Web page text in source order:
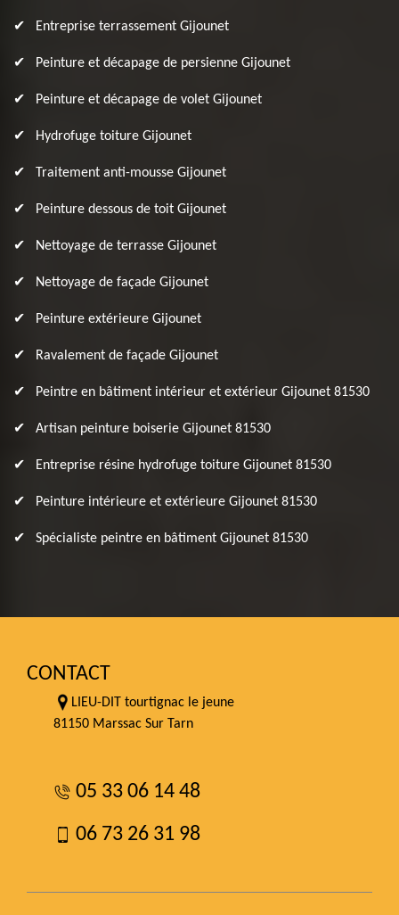
Entreprise terrassement Gijounet
Peinture et décapage de persienne Gijounet
Peinture et décapage de volet Gijounet
Hydrofuge toiture Gijounet
Traitement anti-mousse Gijounet
Peinture dessous de toit Gijounet
Nettoyage de terrasse Gijounet
Nettoyage de façade Gijounet
Peinture extérieure Gijounet
Ravalement de façade Gijounet
Peintre en bâtiment intérieur et extérieur Gijounet 81530
Artisan peinture boiserie Gijounet 81530
Entreprise résine hydrofuge toiture Gijounet 81530
Peinture intérieure et extérieure Gijounet 81530
Spécialiste peintre en bâtiment Gijounet 81530
CONTACT
LIEU-DIT tourtignac le jeune
81150 Marssac Sur Tarn
05 33 06 14 48
06 73 26 31 98